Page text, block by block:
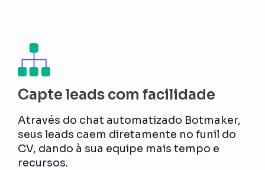
Capte leads com facilidade
Através do chat automatizado Botmaker,
seus leads caem diretamente no funil do
CV, dando à sua equipe mais tempo e
recursos.